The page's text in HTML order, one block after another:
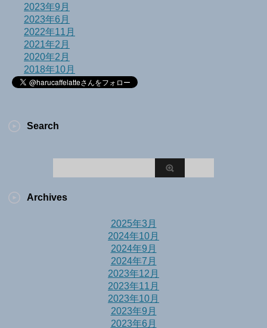
2023年9月
2023年6月
2022年11月
2021年2月
2020年2月
2018年10月
Search
Archives
2025年3月
2024年10月
2024年9月
2024年7月
2023年12月
2023年11月
2023年10月
2023年9月
2023年6月